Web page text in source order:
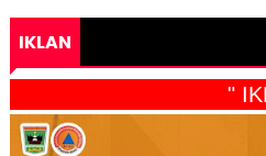
IKLAN